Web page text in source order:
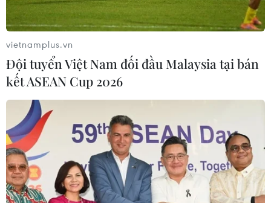
TIN CÙNG CHUYÊN MỤC
Cộng hòa Dân chủ Congo ghi nhận
hơn 300 trẻ em tử vong do Ebola
vietnamplus.vn
Đội tuyển Việt Nam đối đầu Malaysia tại bán
kết ASEAN Cup 2026